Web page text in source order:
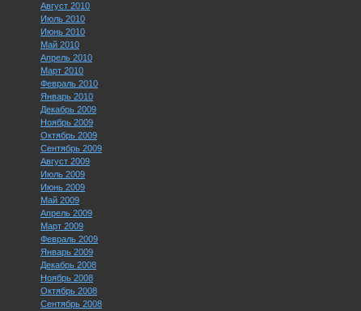
Август 2010
Июль 2010
Июнь 2010
Май 2010
Апрель 2010
Март 2010
Февраль 2010
Январь 2010
Декабрь 2009
Ноябрь 2009
Октябрь 2009
Сентябрь 2009
Август 2009
Июль 2009
Июнь 2009
Май 2009
Апрель 2009
Март 2009
Февраль 2009
Январь 2009
Декабрь 2008
Ноябрь 2008
Октябрь 2008
Сентябрь 2008